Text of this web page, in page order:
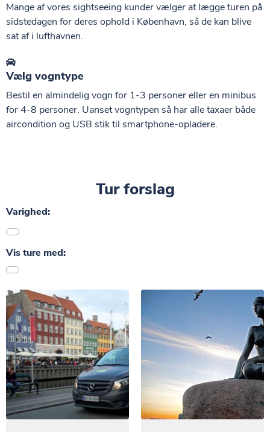
Mange af vores sightseeing kunder vælger at lægge turen på
sidstedagen for deres ophold i København, så de kan blive
sat af i lufthavnen.
Vælg vogntype
Bestil en almindelig vogn for 1-3 personer eller en minibus
for 4-8 personer. Uanset vogntypen så har alle taxaer både
aircondition og USB stik til smartphone-opladere.
Tur forslag
Varighed:
Vis ture med: